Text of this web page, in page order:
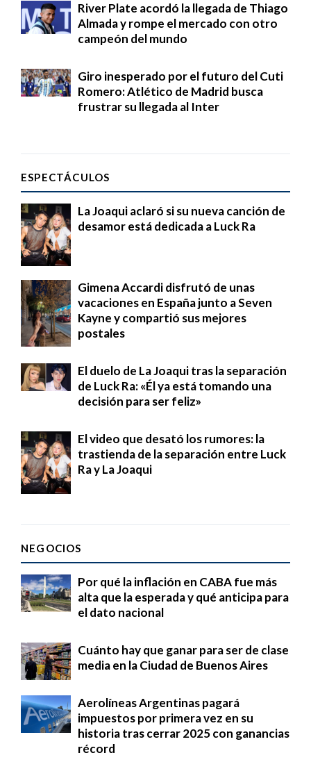
River Plate acordó la llegada de Thiago
Almada y rompe el mercado con otro
campeón del mundo
Giro inesperado por el futuro del Cuti
Romero: Atlético de Madrid busca
frustrar su llegada al Inter
ESPECTÁCULOS
La Joaqui aclaró si su nueva canción de
desamor está dedicada a Luck Ra
Gimena Accardi disfrutó de unas
vacaciones en España junto a Seven
Kayne y compartió sus mejores
postales
El duelo de La Joaqui tras la separación
de Luck Ra: «Él ya está tomando una
decisión para ser feliz»
El video que desató los rumores: la
trastienda de la separación entre Luck
Ra y La Joaqui
NEGOCIOS
Por qué la inflación en CABA fue más
alta que la esperada y qué anticipa para
el dato nacional
Cuánto hay que ganar para ser de clase
media en la Ciudad de Buenos Aires
Aerolíneas Argentinas pagará
impuestos por primera vez en su
historia tras cerrar 2025 con ganancias
récord